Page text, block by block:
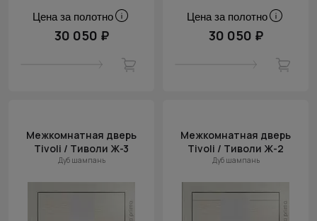
Цена за полотно
30 050 ₽
Цена за полотно
30 050 ₽
Межкомнатная дверь
Tivoli / Тиволи Ж-3
Дуб шампань
Межкомнатная дверь
Tivoli / Тиволи Ж-2
Дуб шампань